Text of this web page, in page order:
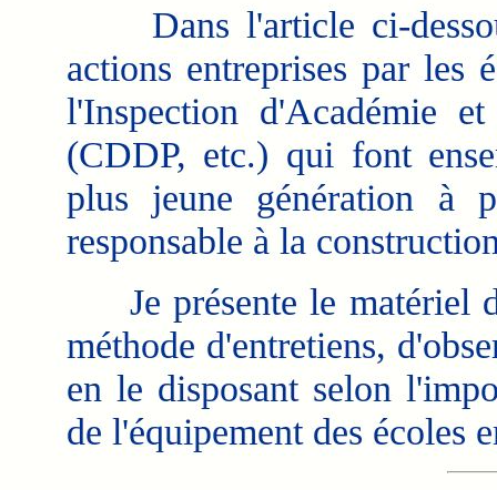
Dans l'article ci-
actions entreprises par les
l'Inspection d'Académie et
(CDDP, etc.) qui font
plus jeune génération à
responsable à la
Je présente le matériel
méthode d'entretiens,
en le disposant selon
de l'équipement des écoles